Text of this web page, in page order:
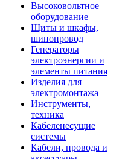
Высоковольтное
оборудование
Щиты и шкафы,
шинопровод
Генераторы
электроэнергии и
элементы питания
Изделия для
электромонтажа
Инструменты,
техника
Кабеленесущие
системы
Кабели, провода и